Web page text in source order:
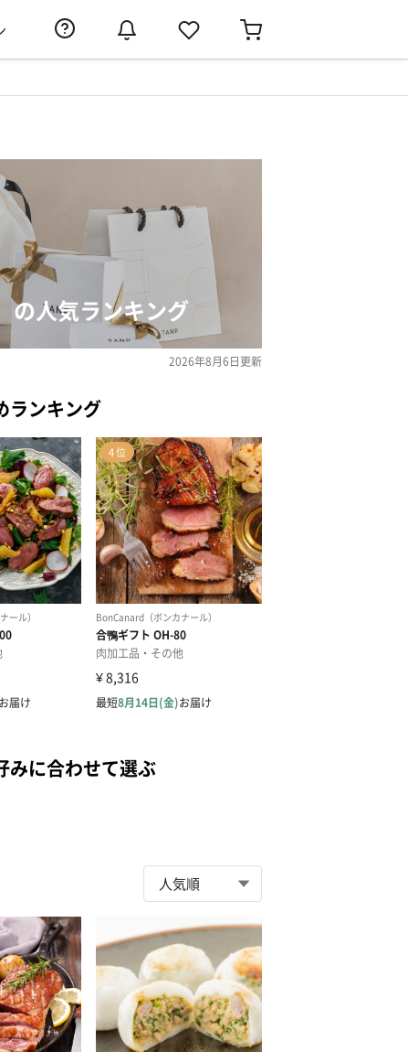
の人気ランキング
2026年8月6日更新
ランキング
みに合わせて選ぶ